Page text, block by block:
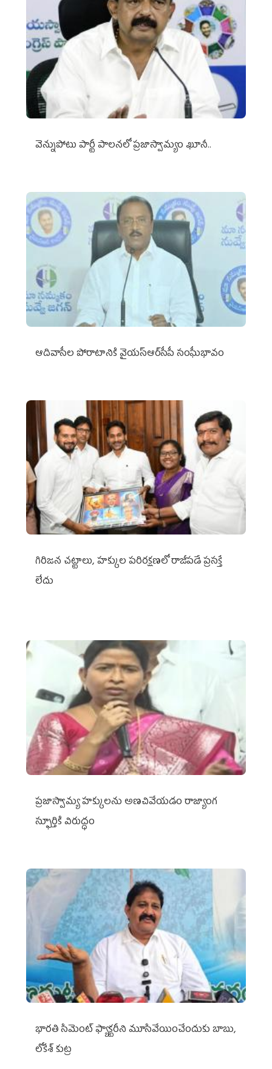
వెన్నుపోటు పార్టీ పాలనలో ప్రజాస్వామ్యం ఖూనీ..
ఆదివాసీల పోరాటానికి వైయ‌స్ఆర్‌సీపీ సంఘీభావం
గిరిజన చట్టాలు, హక్కుల పరిరక్షణలో రాజీపడే ప్రసక్తే
లేదు
ప్రజాస్వామ్య హక్కులను అణచివేయడం రాజ్యాంగ
స్ఫూర్తికి విరుద్ధం
భారతి సిమెంట్ ఫ్యాక్టరీని మూసివేయించేందుకు బాబు,
లోకేశ్ కుట్ర